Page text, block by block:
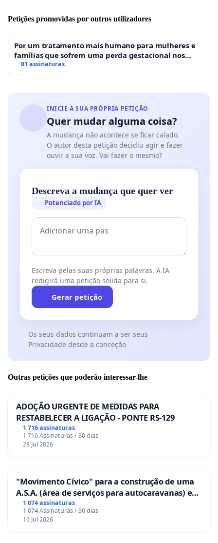
Petições promovidas por outros utilizadores
Por um tratamento mais humano para mulheres e
famílias que sofrem uma perda gestacional nos
hospitais portugueses
81 assinaturas
INICIE A SUA PRÓPRIA PETIÇÃO
Quer mudar alguma coisa?
A mudança não acontece se ficar calado.
O autor desta petição decidiu agir e fazer
ouvir a sua voz. Vai fazer o mesmo?
Descreva a mudança que quer ver
Potenciado por IA
Escreva pelas suas próprias palavras. A IA
redigirá uma petição sólida para si.
Gerar petição
Os seus dados continuam a ser seus
Privacidade desde a conceção
Outras petições que poderão interessar-lhe
ADOÇÃO URGENTE DE MEDIDAS PARA
RESTABELECER A LIGAÇÃO - PONTE RS-129
1 716 assinaturas
1 716 Assinaturas / 30 dias
28 Jul 2026
"Movimento Cívico" para a construção de uma
A.S.A. (área de serviços para autocaravanas) em
Coimbra
1 074 assinaturas
1 074 Assinaturas / 30 dias
16 Jul 2026